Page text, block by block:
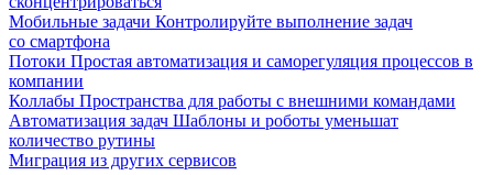
Мобильные задачи Контролируйте выполнение задач
со смартфона
Потоки Простая автоматизация и саморегуляция процессов в
компании
Коллабы Пространства для работы с внешними командами
Автоматизация задач Шаблоны и роботы уменьшат
количество рутины
Миграция из других сервисов